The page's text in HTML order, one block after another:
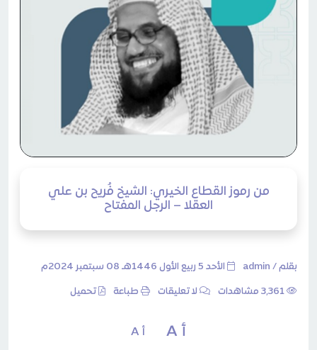
من رموز القطاع الخيري: الشيخ فُريح بن علي
العقلا – الرجل المفتاح
بقلم / admin الأحد 5 ربيع الأول 1446هـ 08 سبتمبر 2024م
لا تعليقات طباعة تحميل
أ A أ A